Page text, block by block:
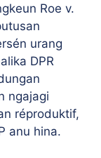
Roe v.
urang
DPR
ngajagi
réproduktif,
anu hina.